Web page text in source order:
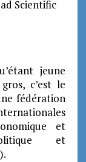
jeune
c’est le
fédération
et
et